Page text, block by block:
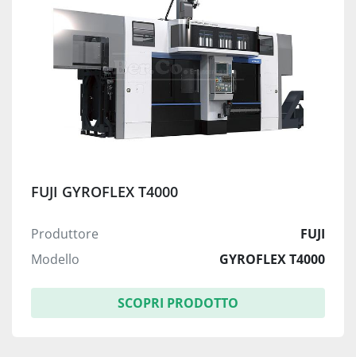
FUJI GYROFLEX T4000
Produttore
FUJI
Modello
GYROFLEX T4000
SCOPRI PRODOTTO